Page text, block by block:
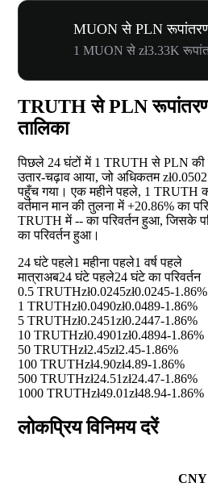
MUON से PLN
1 MUON से zł3.33K
TRUTH से PLN रूपांतरण
तालिका
पिछले 24 घंटों में 1 TRUTH से PLN की
उतार-चढ़ाव आया, जो अधिकतम
पहुँच गया। एक महीने पहले, 1 TRUTH
वर्तमान मान की तुलना में+20.86%का
TRUTH में--का परिवर्तन हुआ, जिसके
का परिवर्तन हुआ।
24 घंटे पहले1 महीना पहले1 वर्ष पहले
मात्राअब24 घंटे पहले24 घंटे का परिवर्तन
0.5 TRUTHzł0.0245zł0.0245-1.86%
1 TRUTHzł0.0490zł0.0489-1.86%
5 TRUTHzł0.2451zł0.2447-1.86%
10 TRUTHzł0.4901zł0.4894-1.86%
50 TRUTHzł2.45zł2.45-1.86%
100 TRUTHzł4.90zł4.89-1.86%
500 TRUTHzł24.51zł24.47-1.86%
1000 TRUTHzł49.01zł48.94-1.86%
लोकप्रिय विनिमय दरें
CNY